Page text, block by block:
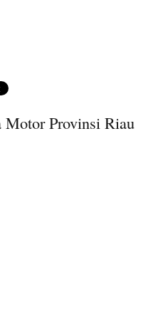
Motor Provinsi Riau